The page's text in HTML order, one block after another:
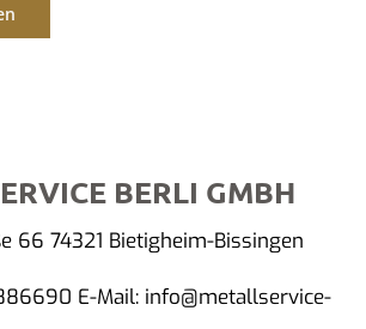
BERLI GMBH
66 74321 Bietigheim-Bissingen
E-Mail: info@metallservice-